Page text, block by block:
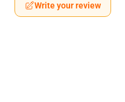
Write your review